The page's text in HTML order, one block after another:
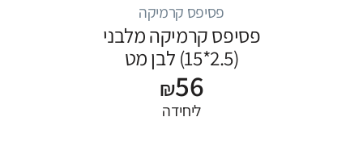
פסיפס קרמיקה
פסיפס קרמיקה מלבני
(2.5*15) לבן מט
₪56
ליחידה